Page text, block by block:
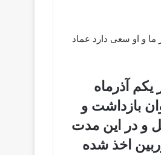
ما و او سعی دارد عماد
آذرماه
بازداشت و
و در این مدت
اخذ شده